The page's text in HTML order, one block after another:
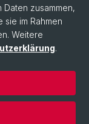
zusammen,
im Rahmen
Weitere
.